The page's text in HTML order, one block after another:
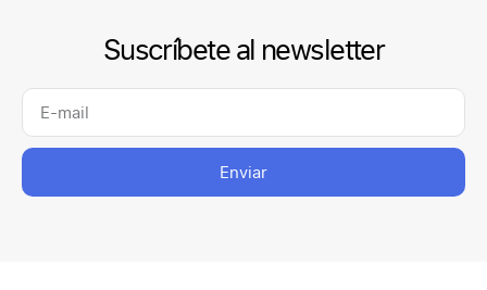
Suscríbete al newsletter
Enviar